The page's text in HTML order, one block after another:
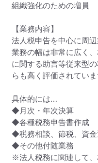
組織強化のための増員
【業務内容】
法人税申告を中心に周
業務の幅は非常に広く
に関する助言等従来型
らも高く評価されていま
具体的には…
◆月次・年次決算
◆各種税務申告書作成
◆税務相談、節税、資
◆その他付随業務
※法人税務に関連して